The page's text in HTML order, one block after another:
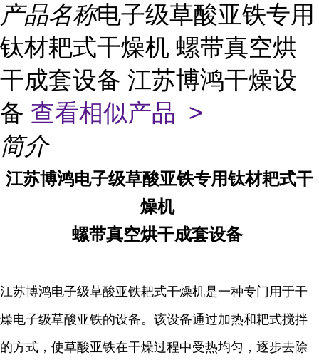
产品名称电子级草酸亚铁专用
钛材耙式干燥机 螺带真空烘
干成套设备 江苏博鸿干燥设
备 查看相似产品 >
简介
江苏博鸿电子级草酸亚铁专用钛材耙式干
燥机
螺带真空烘干成套设备
江苏博鸿电子级草酸亚铁耙式干燥机是一种专门用于干
燥电子级草酸亚铁的设备。该设备通过加热和耙式搅拌
的方式，使草酸亚铁在干燥过程中受热均匀，逐步去除